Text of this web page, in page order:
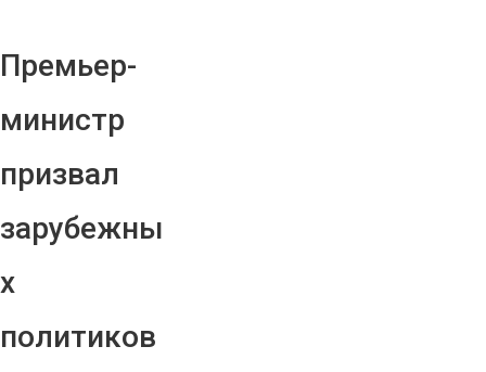
Премьер-
министр
призвал
зарубежны
х
политиков